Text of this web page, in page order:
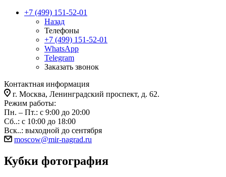
+7 (499) 151-52-01
Назад
Телефоны
+7 (499) 151-52-01
WhatsApp
Telegram
Заказать звонок
Контактная информация
г. Москва, Ленинградский проспект, д. 62.
Режим работы:
Пн. – Пт.: с 9:00 до 20:00
Сб..: с 10:00 до 18:00
Вск..: выходной до сентября
moscow@mir-nagrad.ru
Кубки фотография